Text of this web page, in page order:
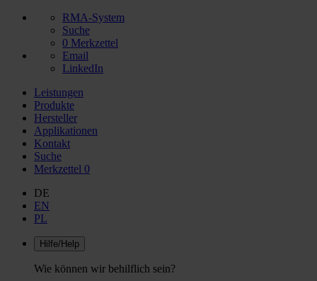
RMA-System
Suche
0 Merkzettel
Email
LinkedIn
Leistungen
Produkte
Hersteller
Applikationen
Kontakt
Suche
Merkzettel 0
DE
EN
PL
Hilfe/Help
Wie können wir behilflich sein?